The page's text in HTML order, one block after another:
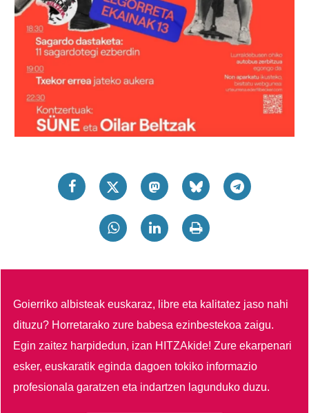
Goierriko albisteak euskaraz, libre eta kalitatez jaso nahi
dituzu? Horretarako zure babesa ezinbestekoa zaigu.
Egin zaitez harpidedun, izan HITZAkide!Zure ekarpenari
esker, euskaratik eginda dagoen tokiko informazio
profesionala garatzen eta indartzen lagunduko duzu.